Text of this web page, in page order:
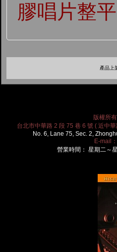
膠唱片整
產品上
版權所
台北市中華路 2 段 75 巷 6 號 ( 近中
No. 6, Lane 75, Sec. 2,
E-mail：
營業時間： 星期二～